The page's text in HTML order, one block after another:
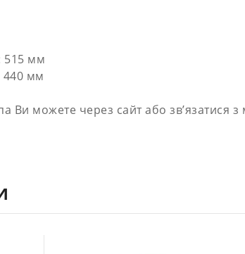
515 мм
440 мм
Ви можете через сайт або зв’язатися